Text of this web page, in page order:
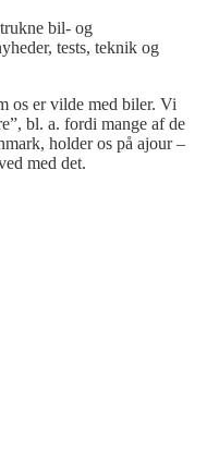
bil- og
tests, teknik og
os er vilde med biler. Vi
bl. a. fordi mange af de
holder os på ajour –
med det.